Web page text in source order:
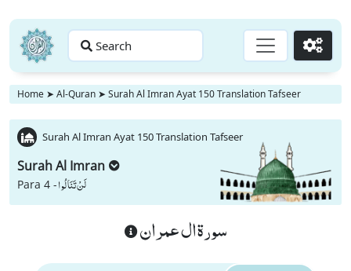
Search Go
Home ➤ Al-Quran ➤ Surah Al Imran Ayat 150 Translation Tafseer
Surah Al Imran Ayat 150 Translation Tafseer
Surah Al Imran
Para 4 -لَنْ تَنَالُوا
سورة ال عمران